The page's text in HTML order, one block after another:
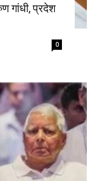
गांधी, प्रदेश
0